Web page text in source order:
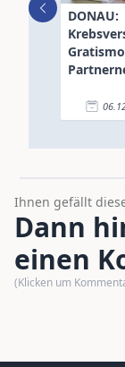
DONAU:
Ihnen gefällt
Dann
einen
(Klicken um